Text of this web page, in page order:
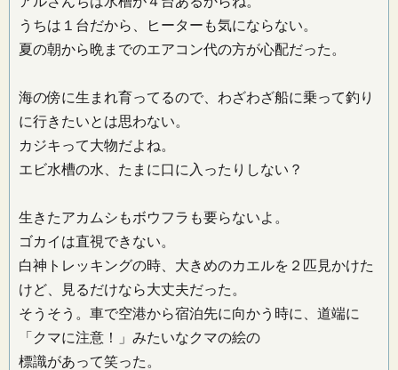
うちは１台だから、ヒーターも気にならない。
夏の朝から晩までのエアコン代の方が心配だった。
海の傍に生まれ育ってるので、わざわざ船に乗って釣り
に行きたいとは思わない。
カジキって大物だよね。
エビ水槽の水、たまに口に入ったりしない？
生きたアカムシもボウフラも要らないよ。
ゴカイは直視できない。
白神トレッキングの時、大きめのカエルを２匹見かけた
けど、見るだけなら大丈夫だった。
そうそう。車で空港から宿泊先に向かう時に、道端に
「クマに注意！」みたいなクマの絵の
標識があって笑った。